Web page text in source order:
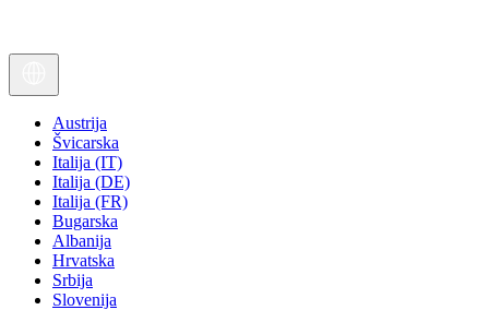
Austrija
Švicarska
Italija (IT)
Italija (DE)
Italija (FR)
Bugarska
Albanija
Hrvatska
Srbija
Slovenija